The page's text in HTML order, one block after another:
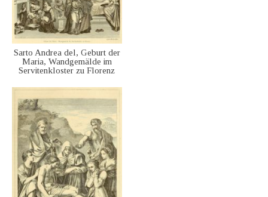
Sarto Andrea del, Geburt der
Maria, Wandgemälde im
Servitenkloster zu Florenz